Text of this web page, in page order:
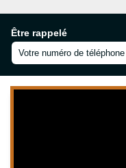
Être rappelé